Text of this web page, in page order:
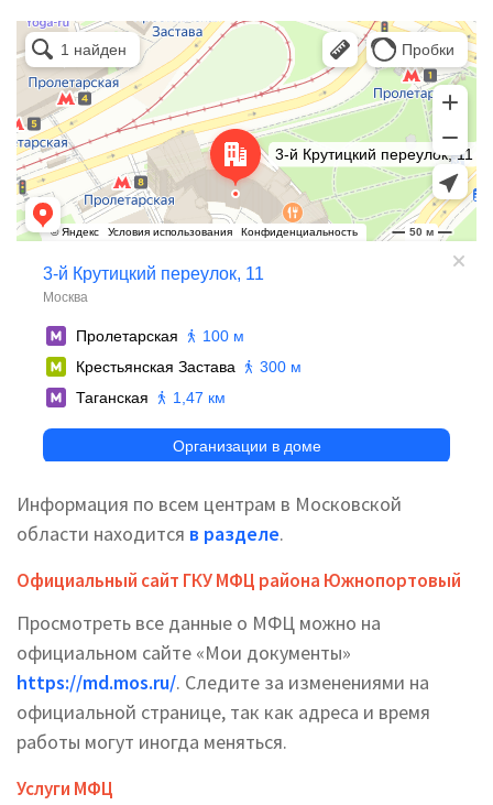
Информация по всем центрам в Московской
области находится в разделе.
Официальный сайт ГКУ МФЦ района Южнопортовый
Просмотреть все данные о МФЦ можно на
официальном сайте «Мои документы»
https://md.mos.ru/. Следите за изменениями на
официальной странице, так как адреса и время
работы могут иногда меняться.
Услуги МФЦ